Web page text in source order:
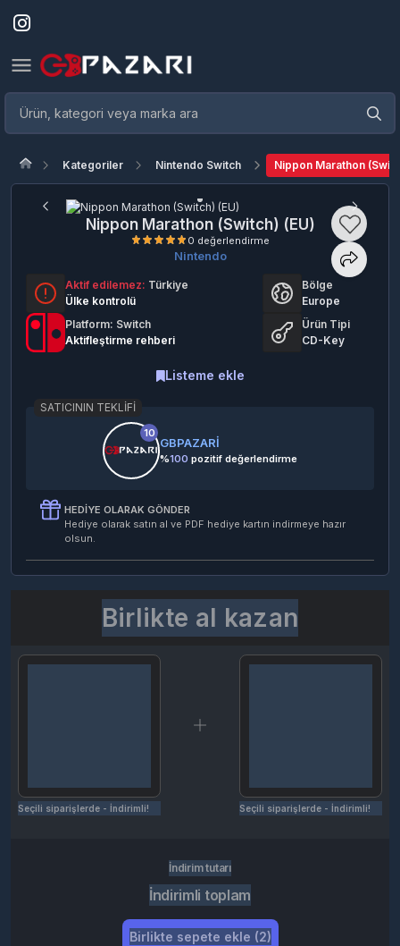
Kategoriler Nintendo Switch Nippon Marathon
Nippon Marathon (Switch) (EU)
0 değerlendirme
Nintendo
Aktif edilemez: Türkiye
Ülke kontrolü
Bölge
Europe
Platform: Switch
Aktifleştirme rehberi
Ürün Tipi
CD-Key
Listeme ekle
SATICININ TEKLIFI
10
GBPAZARİ
%100 pozitif değerlendirme
HEDIYE OLARAK GÖNDER
Hediye olarak satın al ve PDF hediye kartın indirmeye hazır
olsun.
Birlikte al kazan
Seçili siparişlerde - İndirimli! Seçili siparişlerde - İndirimli!
İndirim tutarı
İndirimli toplam
Birlikte sepete ekle (2)